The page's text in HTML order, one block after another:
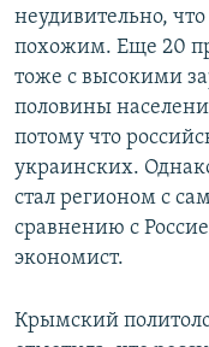
УКРАИНСКАЯ
Все сайты RFE/RL
неудивительно,
похожим. Еще 20
тоже с высокими
половины
потому что
украинских.
стал регионом с
сравнению с
экономист.
Крымский